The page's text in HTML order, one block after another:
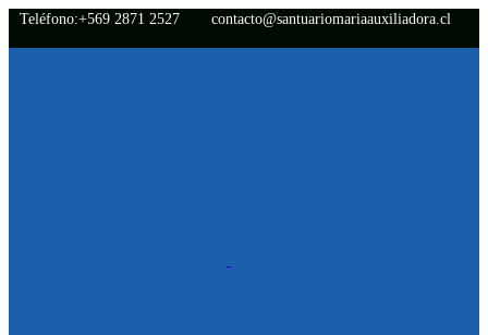
Teléfono:+569 2871 2527 contacto@santuariomariaauxiliadora.cl